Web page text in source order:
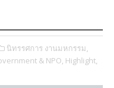
นิทรรศการ งานมหกรรม,
& NPO, Highlight,